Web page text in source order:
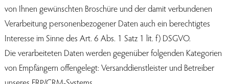
von Ihnen gewünschten Broschüre und der damit verbundenen
Verarbeitung personenbezogener Daten auch ein berechtigtes
Interesse im Sinne des Art. 6 Abs. 1 Satz 1 lit. f) DSGVO.
Die verarbeiteten Daten werden gegenüber folgenden Kategorien
von Empfängern offengelegt: Versanddienstleister und Betreiber